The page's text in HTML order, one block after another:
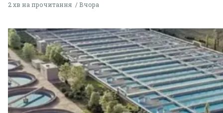
2 хв на прочитання Вчора